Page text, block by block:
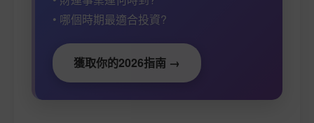
• 哪個時期最適合投資?
獲取你的2026指南 →